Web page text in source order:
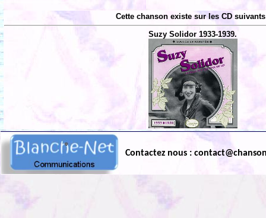
Cette chanson existe sur les CD
Suzy Solidor 1933-1939.
Contactez nous :